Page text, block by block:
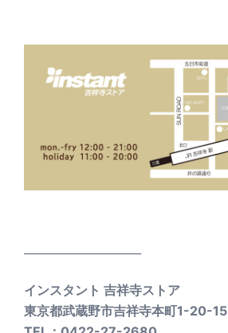
インスタント 吉祥寺ストア
東京都武蔵野市吉祥寺本町1-20-15